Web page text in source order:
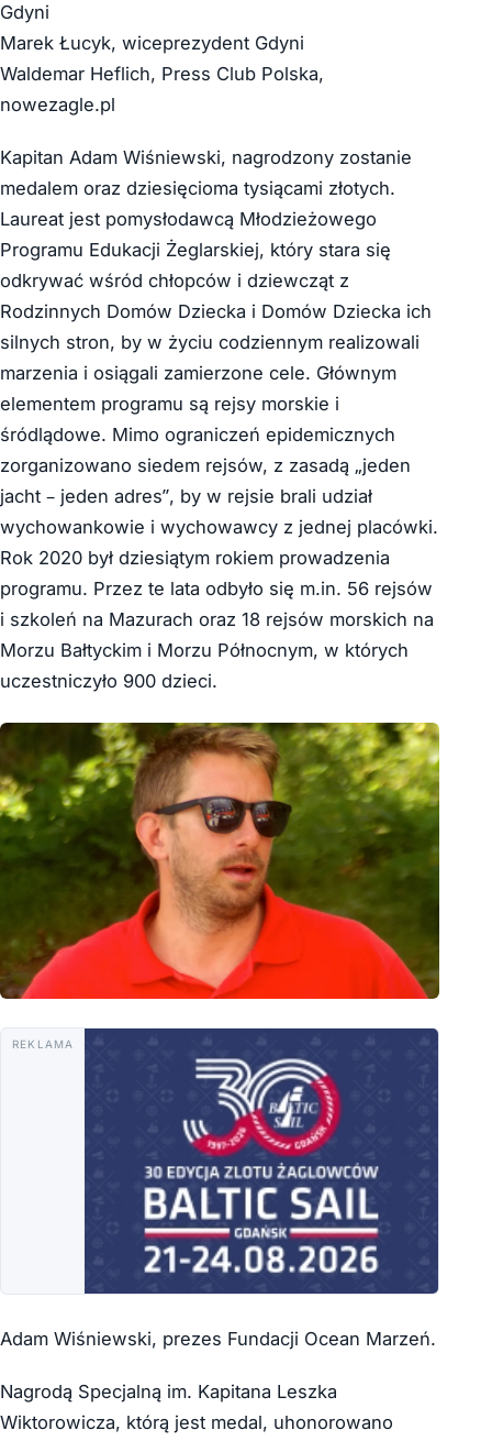
Gdyni
Marek Łucyk, wiceprezydent Gdyni
Waldemar Heflich, Press Club Polska,
nowezagle.pl
Kapitan Adam Wiśniewski, nagrodzony zostanie
medalem oraz dziesięcioma tysiącami złotych.
Laureat jest pomysłodawcą Młodzieżowego
Programu Edukacji Żeglarskiej, który stara się
odkrywać wśród chłopców i dziewcząt z
Rodzinnych Domów Dziecka i Domów Dziecka ich
silnych stron, by w życiu codziennym realizowali
marzenia i osiągali zamierzone cele. Głównym
elementem programu są rejsy morskie i
śródlądowe. Mimo ograniczeń epidemicznych
zorganizowano siedem rejsów, z zasadą „jeden
jacht – jeden adres”, by w rejsie brali udział
wychowankowie i wychowawcy z jednej placówki.
Rok 2020 był dziesiątym rokiem prowadzenia
programu. Przez te lata odbyło się m.in. 56 rejsów
i szkoleń na Mazurach oraz 18 rejsów morskich na
Morzu Bałtyckim i Morzu Północnym, w których
uczestniczyło 900 dzieci.
REKLAMA
Adam Wiśniewski, prezes Fundacji Ocean Marzeń.
Nagrodą Specjalną im. Kapitana Leszka
Wiktorowicza, którą jest medal, uhonorowano